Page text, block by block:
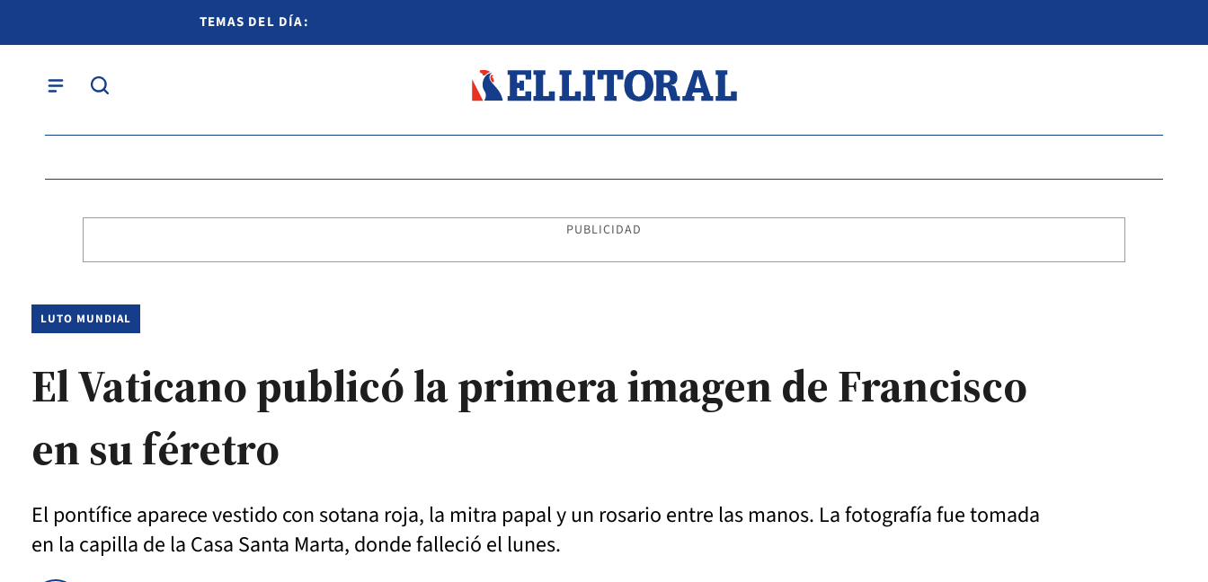
TEMAS DEL DÍA:
PUBLICIDAD
LUTO MUNDIAL
El Vaticano publicó la primera imagen de Francisco
en su féretro
El pontífice aparece vestido con sotana roja, la mitra papal y un rosario entre las manos. La fotografía fue tomada
en la capilla de la Casa Santa Marta, donde falleció el lunes.